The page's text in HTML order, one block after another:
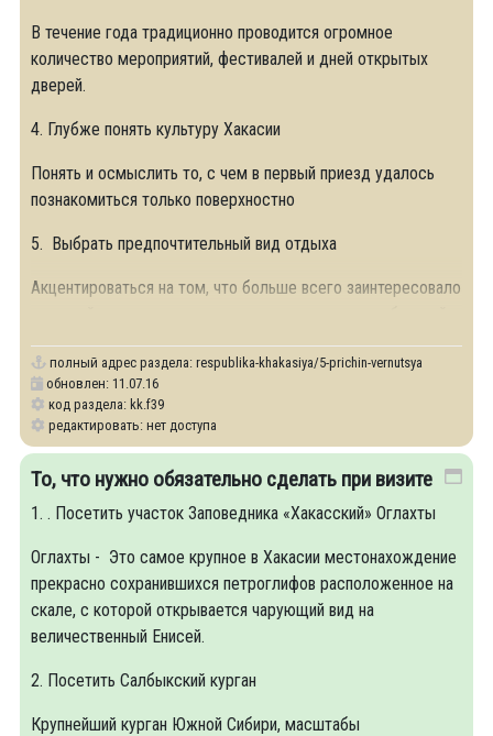
В течение года традиционно проводится огромное
количество мероприятий, фестивалей и дней открытых
дверей.
4. Глубже понять культуру Хакасии
Понять и осмыслить то, с чем в первый приезд удалось
познакомиться только поверхностно
5. Выбрать предпочтительный вид отдыха
Акцентироваться на том, что больше всего заинтересовало
полный адрес раздела: respublika-khakasiya/5-prichin-vernutsya
обновлен: 11.07.16
код раздела: kk.f39
редактировать: нет доступа
То, что нужно обязательно сделать при визите
1. . Посетить участок Заповедника «Хакасский» Оглахты
Оглахты - Это самое крупное в Хакасии местонахождение
прекрасно сохранившихся петроглифов расположенное на
скале, с которой открывается чарующий вид на
величественный Енисей.
2. Посетить Салбыкский курган
Крупнейший курган Южной Сибири, масштабы